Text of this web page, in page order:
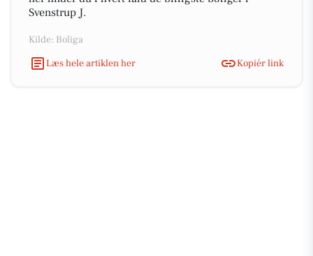
Svenstrup J.
Kilde: Boliga
Læs hele artiklen her
Kopiér link